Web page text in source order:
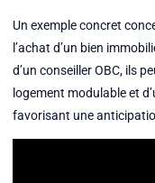
Un exemple concret
l’achat d’un bien
d’un conseiller OBC, ils
logement modulable et
favorisant une